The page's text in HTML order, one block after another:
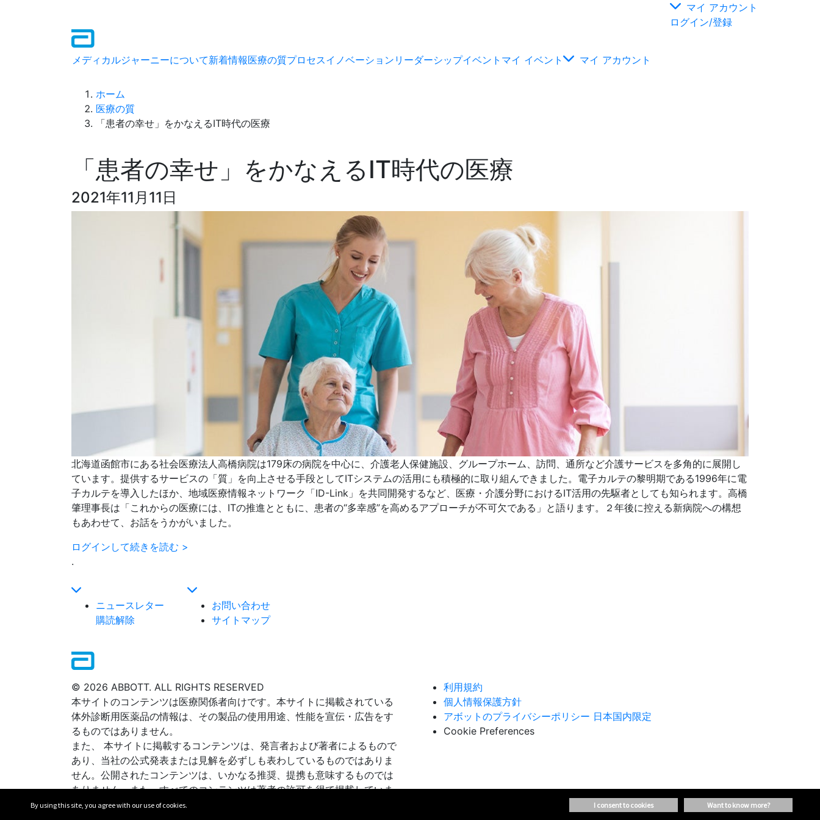
マイ アカウント
ログイン/登録
メディカルジャーニーについて新着情報医療の質プロセスイノベーション リーダーシップイベント マイ イベント マイ アカウント
ホーム
医療の質
「患者の幸せ」をかなえるIT時代の医療
「患者の幸せ」をかなえるIT時代の医療
2021年11月11日
北海道函館市にある社会医療法人高橋病院は179床の病院を中心に、介護老人保健施設、グループホーム、訪問、通所など介護サービスを多角的に展開し
ています。提供するサービスの「質」を向上させる手段としてITシステムの活用にも積極的に取り組んできました。電子カルテの黎明期である1996年に電
子カルテを導入したほか、地域医療情報ネットワーク「ID-Link」を共同開発するなど、医療・介護分野におけるIT活用の先駆者としても知られます。高橋
肇理事長は「これからの医療には、ITの推進とともに、患者の“多幸感”を高めるアプローチが不可欠である」と語ります。２年後に控える新病院への構想
もあわせて、お話をうかがいました。
ログインして続きを読む >
.
ニュースレター
購読解除
お問い合わせ
サイトマップ
利用規約
個人情報保護方針
アボットのプライバシーポリシー 日本国内限定
Cookie Preferences
© 2026 ABBOTT. ALL RIGHTS RESERVED
本サイトのコンテンツは医療関係者向けです。本サイトに掲載されている
体外診断用医薬品の情報は、その製品の使用用途、性能を宣伝・広告をす
るものではありません。
また、 本サイトに掲載するコンテンツは、発言者および著者によるもので
あり、当社の公式発表または見解を必ずしも表わしているものではありま
せん。公開されたコンテンツは、いかなる推奨、提携も意味するものでは
ありません。また、すべてのコンテンツは著者の許可を得て掲載していま
す。
By using this site, you agree with our use of cookies. want to know more?
i consent to cookies